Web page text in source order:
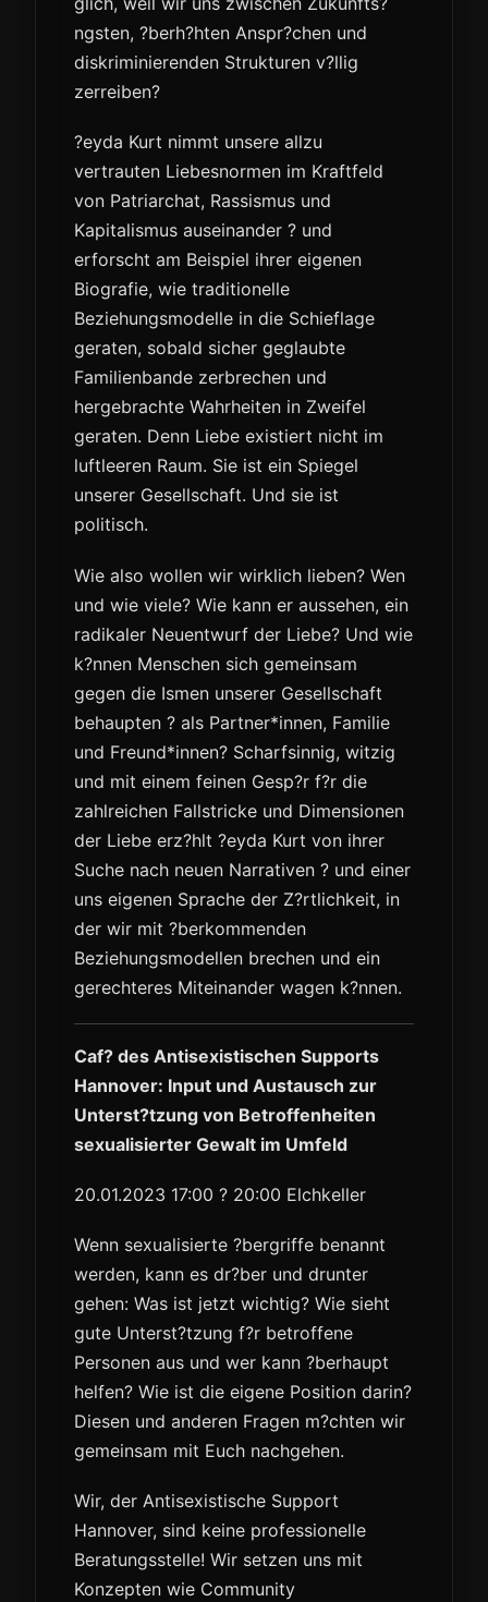
ngsten, ?berh?hten Anspr?chen und
diskriminierenden Strukturen v?llig
zerreiben?
?eyda Kurt nimmt unsere allzu
vertrauten Liebesnormen im Kraftfeld
von Patriarchat, Rassismus und
Kapitalismus auseinander ? und
erforscht am Beispiel ihrer eigenen
Biografie, wie traditionelle
Beziehungsmodelle in die Schieflage
geraten, sobald sicher geglaubte
Familienbande zerbrechen und
hergebrachte Wahrheiten in Zweifel
geraten. Denn Liebe existiert nicht im
luftleeren Raum. Sie ist ein Spiegel
unserer Gesellschaft. Und sie ist
politisch.
Wie also wollen wir wirklich lieben? Wen
und wie viele? Wie kann er aussehen, ein
radikaler Neuentwurf der Liebe? Und wie
k?nnen Menschen sich gemeinsam
gegen die Ismen unserer Gesellschaft
behaupten ? als Partner*innen, Familie
und Freund*innen? Scharfsinnig, witzig
und mit einem feinen Gesp?r f?r die
zahlreichen Fallstricke und Dimensionen
der Liebe erz?hlt ?eyda Kurt von ihrer
Suche nach neuen Narrativen ? und einer
uns eigenen Sprache der Z?rtlichkeit, in
der wir mit ?berkommenden
Beziehungsmodellen brechen und ein
gerechteres Miteinander wagen k?nnen.
Caf? des Antisexistischen Supports
Hannover: Input und Austausch zur
Unterst?tzung von Betroffenheiten
sexualisierter Gewalt im Umfeld
20.01.2023 17:00 ? 20:00 Elchkeller
Wenn sexualisierte ?bergriffe benannt
werden, kann es dr?ber und drunter
gehen: Was ist jetzt wichtig? Wie sieht
gute Unterst?tzung f?r betroffene
Personen aus und wer kann ?berhaupt
helfen? Wie ist die eigene Position darin?
Diesen und anderen Fragen m?chten wir
gemeinsam mit Euch nachgehen.
Wir, der Antisexistische Support
Hannover, sind keine professionelle
Beratungsstelle! Wir setzen uns mit
Konzepten wie Community